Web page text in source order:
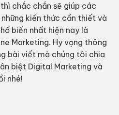
chắc chắn sẽ giúp các
kiến thức cần thiết và
biến nhất hiện nay là
Marketing. Hy vọng thông
bài viết mà chúng tôi chia
biệt Digital Marketing và
nhé!